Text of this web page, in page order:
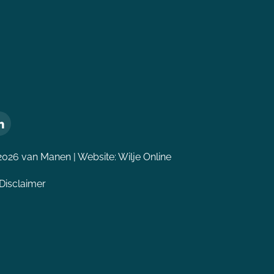
van Manen | Website: Wilje Online